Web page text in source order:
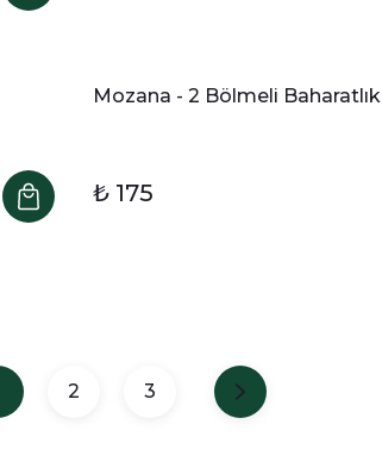
Mozana - 2 Bölmeli Baharatlık
₺ 175
2 3